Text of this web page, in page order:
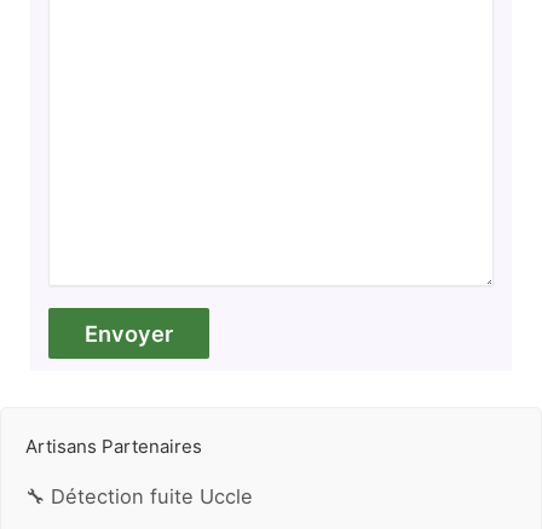
Artisans Partenaires
🔧 Détection fuite Uccle